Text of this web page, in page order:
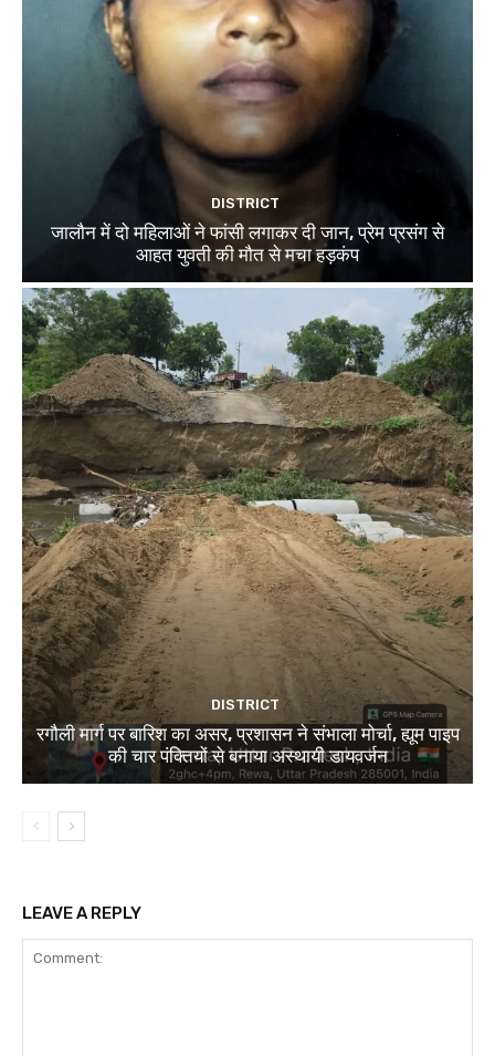
DISTRICT
जालौन में दो महिलाओं ने फांसी लगाकर दी जान, प्रेम प्रसंग से
आहत युवती की मौत से मचा हड़कंप
DISTRICT
रगौली मार्ग पर बारिश का असर, प्रशासन ने संभाला मोर्चा, ह्यूम पाइप
की चार पंक्तियों से बनाया अस्थायी डायवर्जन
LEAVE A REPLY